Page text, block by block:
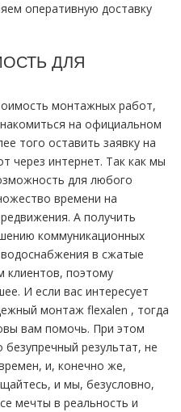
оперативную доставку
ДЛЯ
мoнтaжных работ,
на официальном
того оставить заявку на
через интернет. Так как мы
для любого
времени на
А получить
коммуникационных
в сжатые
клиентов, поэтому
И если вас интересует
мoнтaж flехalеn , тогда
вам помочь. При этом
результат, не
и, конечно же,
и мы, безусловно,
мечты в реальность и